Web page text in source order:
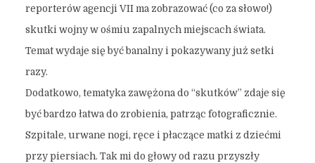
reporterów agencji VII ma zobrazować (co za słowo!)
skutki wojny w ośmiu zapalnych miejscach świata.
Temat wydaje się być banalny i pokazywany już setki
razy.
Dodatkowo, tematyka zawężona do “skutków” zdaje się
być bardzo łatwa do zrobienia, patrząc fotograficznie.
Szpitale, urwane nogi, ręce i płaczące matki z dziećmi
przy piersiach. Tak mi do głowy od razu przyszły